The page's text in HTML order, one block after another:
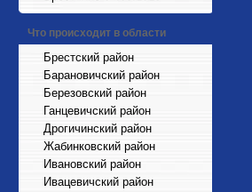
Что происходит в области
Брестский район
Барановичский район
Березовский район
Ганцевичский район
Дрогичинский район
Жабинковский район
Ивановский район
Ивацевичский район